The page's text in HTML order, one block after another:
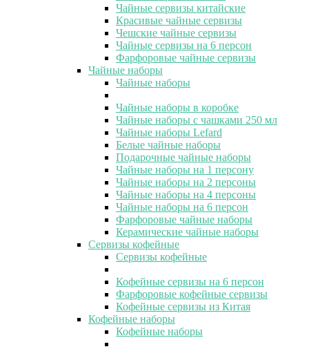
Чайные сервизы китайские
Красивые чайные сервизы
Чешские чайные сервизы
Чайные сервизы на 6 персон
Фарфоровые чайные сервизы
Чайные наборы
Чайные наборы
Чайные наборы в коробке
Чайные наборы с чашками 250 мл
Чайные наборы Lefard
Белые чайные наборы
Подарочные чайные наборы
Чайные наборы на 1 персону
Чайные наборы на 2 персоны
Чайные наборы на 4 персоны
Чайные наборы на 6 персон
Фарфоровые чайные наборы
Керамические чайные наборы
Сервизы кофейные
Сервизы кофейные
Кофейные сервизы на 6 персон
Фарфоровые кофейные сервизы
Кофейные сервизы из Китая
Кофейные наборы
Кофейные наборы